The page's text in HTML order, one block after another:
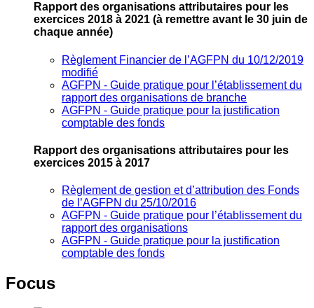
Rapport des organisations attributaires pour les
exercices 2018 à 2021 (à remettre avant le 30 juin de
chaque année)
Règlement Financier de l’AGFPN du 10/12/2019
modifié
AGFPN ‐ Guide pratique pour l’établissement du
rapport des organisations de branche
AGFPN ‐ Guide pratique pour la justification
comptable des fonds
Rapport des organisations attributaires pour les
exercices 2015 à 2017
Règlement de gestion et d’attribution des Fonds
de l’AGFPN du 25/10/2016
AGFPN ‐ Guide pratique pour l’établissement du
rapport des organisations
AGFPN ‐ Guide pratique pour la justification
comptable des fonds
Focus